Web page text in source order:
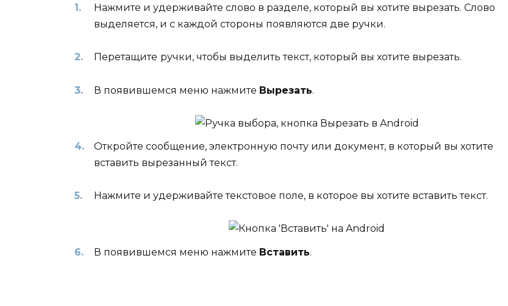
Нажмите и удерживайте слово в разделе, который вы хотите вырезать. Слово
выделяется, и с каждой стороны появляются две ручки.
Перетащите ручки, чтобы выделить текст, который вы хотите вырезать.
В появившемся меню нажмите Вырезать.
Откройте сообщение, электронную почту или документ, в который вы хотите
вставить вырезанный текст.
Нажмите и удерживайте текстовое поле, в которое вы хотите вставить текст.
В появившемся меню нажмите Вставить.